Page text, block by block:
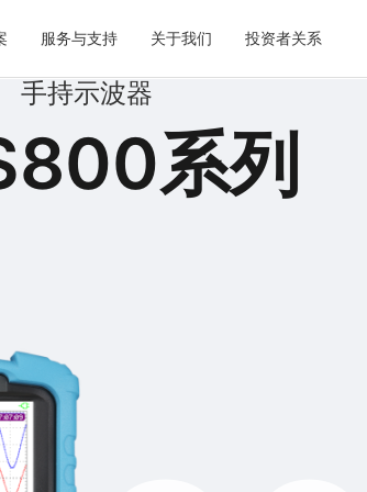
服务与支持 关于我们 投资者关系
手持示波器
系列